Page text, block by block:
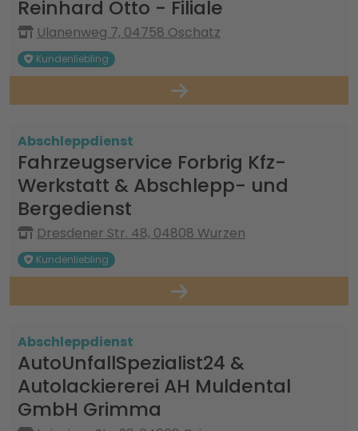
Reinhard Otto - Filiale
Ulanenweg 7, 04758 Oschatz
Kundenliebling
Abschleppdienst
Fahrzeugservice Forbrig Kfz-
Werkstatt & Abschlepp- und
Bergedienst
Dresdener Str. 48, 04808 Wurzen
Kundenliebling
Abschleppdienst
AutoUnfallSpezialist24 &
Autolackiererei AH Muldental
GmbH Grimma